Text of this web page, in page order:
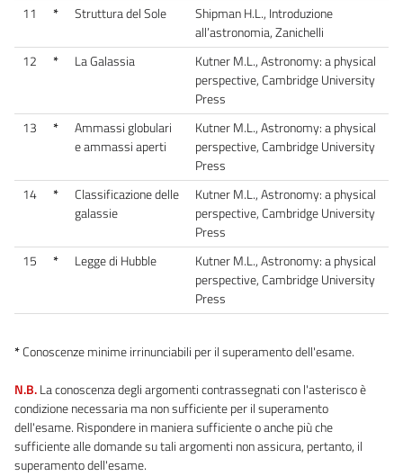
11
* Struttura del Sole
Shipman H.L., Introduzione
all’astronomia, Zanichelli
12
* La Galassia
Kutner M.L., Astronomy: a physical
perspective, Cambridge University
Press
13
*
Ammassi globulari
e ammassi aperti
Kutner M.L., Astronomy: a physical
perspective, Cambridge University
Press
14
*
Classificazione delle
galassie
Kutner M.L., Astronomy: a physical
perspective, Cambridge University
Press
15
* Legge di Hubble
Kutner M.L., Astronomy: a physical
perspective, Cambridge University
Press
*Conoscenze minime irrinunciabili per il superamento dell'esame.
N.B.La conoscenza degli argomenti contrassegnati con l'asterisco è
condizione necessaria ma non sufficiente per il superamento
dell'esame. Rispondere in maniera sufficiente o anche più che
sufficiente alle domande su tali argomenti non assicura, pertanto, il
superamento dell'esame.